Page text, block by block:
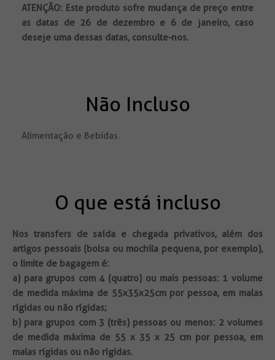
ATENÇÃO: Este produto sofre mudança de preço entre
as datas de 26 de dezembro e 6 de janeiro, caso
deseje uma dessas datas, consulte-nos.
Não Incluso
Alimentação e Bebidas.
O que está incluso
Nos transfers de saída e chegada privativos, além dos
artigos pessoais (bolsa ou mochila pequena, por exemplo),
o limite de bagagem é:
a) para grupos com 4 (quatro) ou mais pessoas: 1 volume
de medida máxima de 55x35x25cm por pessoa, em malas
rígidas ou não rígidas;
b) para grupos com 3 (três) pessoas ou menos: 2 volumes
de medida máxima de 55 x 35 x 25 cm por pessoa, em
malas rígidas ou não rígidas.